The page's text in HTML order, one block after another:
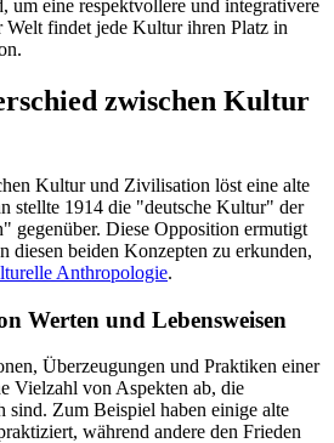
um eine respektvollere und integrativere
Welt findet jede Kultur ihren Platz in
zwischen Kultur
Kultur und Zivilisation löst eine alte
stellte 1914 die "deutsche Kultur" der
gegenüber. Diese Opposition ermutigt
diesen beiden Konzepten zu erkunden,
Anthropologie.
Werten und Lebensweisen
Überzeugungen und Praktiken einer
Vielzahl von Aspekten ab, die
sind. Zum Beispiel haben einige alte
während andere den Frieden